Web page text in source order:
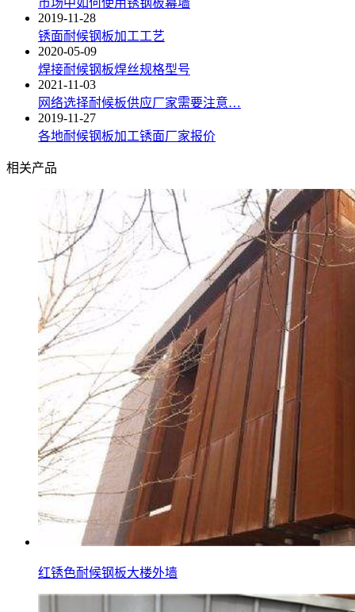
2019-11-28
锈面耐候钢板加工工艺
2020-05-09
焊接耐候钢板焊丝规格型号
2021-11-03
网络选择耐候板供应厂家需要注意…
2019-11-27
各地耐候钢板加工锈面厂家报价
相关产品
红锈色耐候钢板大楼外墙